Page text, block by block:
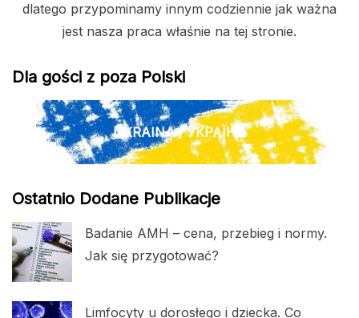
dlatego przypominamy innym codziennie jak ważna
jest nasza praca właśnie na tej stronie.
Dla gości z poza Polski
UKRAINA / УКРАЇНА
Ostatnio Dodane Publikacje
Badanie AMH – cena, przebieg i normy.
Jak się przygotować?
Limfocyty u dorosłego i dziecka. Co